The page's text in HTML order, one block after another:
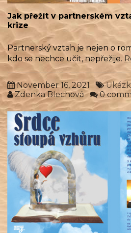
Jak přežít v partnerském
krize
Partnerský vztah je nejen o
kdo se nechce učit, nepřežije.
November 16, 2021
Zdenka Blechová
0